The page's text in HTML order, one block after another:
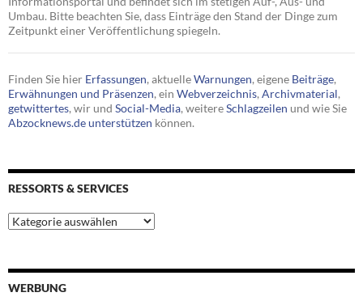
Umbau. Bitte beachten Sie, dass Einträge den Stand der Dinge zum
Zeitpunkt einer Veröffentlichung spiegeln.
Finden Sie hier Erfassungen, aktuelleWarnungen, eigene Beiträge,
Erwähnungen und Präsenzen, ein Webverzeichnis, Archivmaterial,
getwittertes, wir und Social-Media, weitereSchlagzeilen und wie Sie
Abzocknews.de unterstützen können.
RESSORTS & SERVICES
Ressorts
&
WERBUNG